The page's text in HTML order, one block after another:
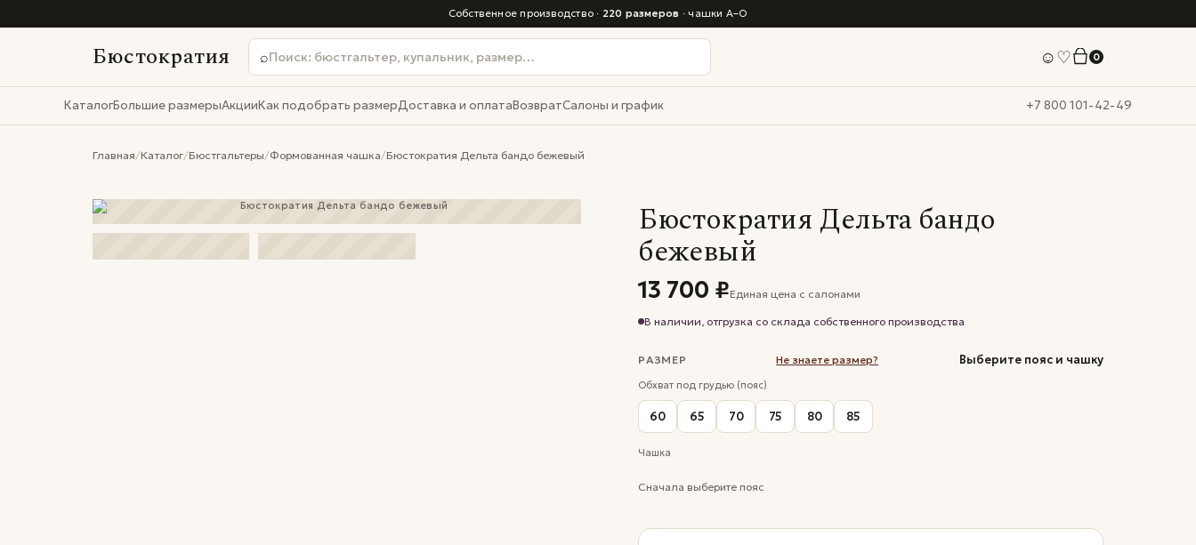
Собственное производство · 220 размеров · чашки A–O
Бюстократия ⌕ ☺♡ 0
КаталогБольшие размерыАкцииКак подобрать размерДоставка и оплатаВозвратСалоны и график +7 800 101-42-49
Главная/Каталог/Бюстгальтеры/Формованная чашка/Бюстократия Дельта бандо бежевый
Бюстократия Дельта бандо
бежевый
13 700 ₽Единая цена с салонами
В наличии, отгрузка со склада собственного производства
РАЗМЕР Не знаете размер? Выберите пояс и чашку
Обхват под грудью (пояс)
60 65 70 75 80 85
Чашка
Сначала выберите пояс